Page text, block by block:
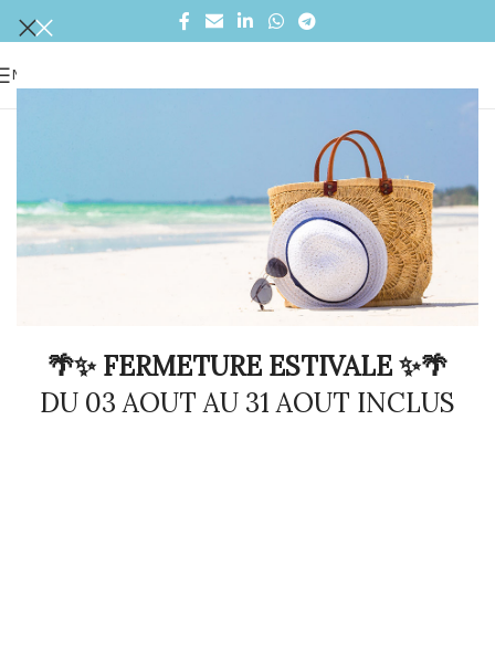
🌴✨ FERMETURE ESTIVALE ✨🌴
DU 03 AOUT AU 31 AOUT INCLUS
MENU